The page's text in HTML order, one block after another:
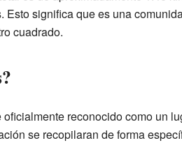
significa que es una
cuadrado.
reconocido como un
se recopilaran de forma